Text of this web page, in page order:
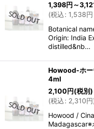
1,398円 ～
(税込: 1,538円
Botanical
Origin: India
distilled&nb…
Howood-ホー
4ml
2,100円(税別)
(税込: 2,310円
Howood /
Madagascar※